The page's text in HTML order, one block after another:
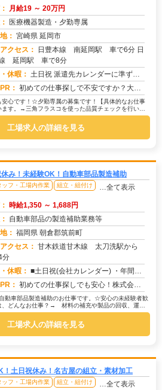
月給19 ～ 20万円
医療機器製造・夕勤専属
： 宮崎県 延岡市
クセス：
日豊本線 南延岡駅 車で6分 日
延岡駅 車で8分
休暇： 土日祝 派遣先カレンダーに準ずる （年数回土曜出勤有り）
： 初めての仕事探しで不安ですか？大丈夫！株式会社京栄センターなら、未経験の方でも安心してスタートできます。☆充実のサ...
安心です！☆夕勤専属の募集です！【具体的なお仕事
す。→三角フラスコを使った品質チェックを行いま
ら...
工場求人の詳細を見る
休み！未経験OK！自動車部品製造補助
ッフ・工場内作業 組立・組付け …全て表示
時給1,350 ～ 1,688円
自動車部品の製造補助業務等
： 福岡県 朝倉郡筑前町
クセス： 甘木鉄道甘木線 太刀洗駅から
分
休暇： ■土日祝(会社カレンダー) ・年間休日125日（年末年始、GW、お盆の長期休暇があります）
： 初めての仕事探しでも安心！株式会社京栄センターで、新しい一歩を踏み出してみませんか？☆未経験の方大歓迎！先輩スタッ...
動車部品製造補助のお仕事です。☆安心の未経験者歓
、どんなお仕事？→ 材料の補充や製品の回収、運搬
...
工場求人の詳細を見る
！土日祝休み！名古屋の組立・素材加工
ッフ・工場内作業 組立・組付け …全て表示